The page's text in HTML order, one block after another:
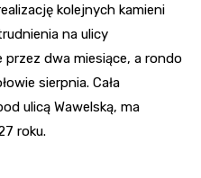
kolejnych kamieni
na ulicy
dwa miesiące, a rondo
sierpnia. Cała
ulicą Wawelską, ma
roku.